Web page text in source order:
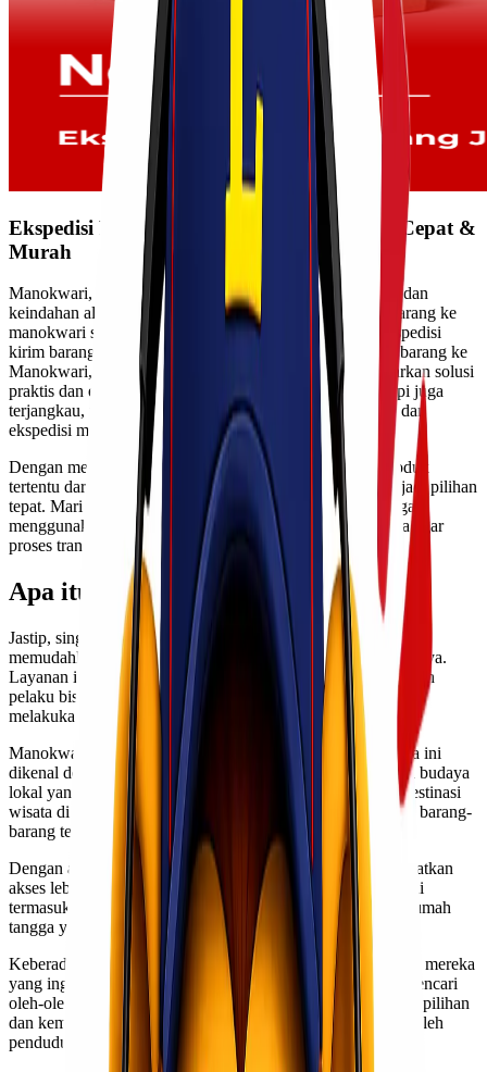
Ekspedisi Kirim Barang Jastip Manokwari Cepat &
Murah
Manokwari, kota indah di Papua yang kaya akan budaya dan
keindahan alamnya, kini berubah pesat lini bisnis jastip barang ke
manokwari semakin mudah dijangkau berkat layanan ekspedisi
kirim barang. Bagi Kawan Lio
yang ingin mengirimkan barang ke
Manokwari, Jastip (Jasa Titipan) Lionel Express menawarkan solusi
praktis dan ekonomis. Layanan ini tidak hanya cepat tetapi juga
terjangkau, ideal bagi mereka yang mencari cargo murah dan
ekspedisi murah untuk berbagai kebutuhan pengiriman.
Dengan meningkatnya permintaan pasar akan produk-produk
tertentu dari luar Manokwari, penggunaan jasa kirim menjadi pilihan
tepat. Mari kita eksplorasi lebih dalam mengenai keuntungan
menggunakan layanan jastip serta prosedur pengirimannya agar
proses transaksi Anda berjalan lancar dan efisien!
Apa itu Jastip dan Manokwari?
Jastip, singkatan dari Jasa Titipan, adalah layanan yang
memudahkan pengiriman barang dari satu kota ke kota lain nya.
Layanan ini sangat populer di kalangan pengguna internet dan
pelaku bisnis yang ingin mengirimkan produk tanpa harus
melakukan proses membawa barang sendiri.
Manokwari merupakan ibu kota Provinsi Papua Barat. Kota ini
dikenal dengan kekayaan alamnya yang menakjubkan serta budaya
lokal yang kaya. Sebagai pintu gerbang menuju berbagai destinasi
wisata di Papua, Manokwari juga memiliki kebutuhan akan barang-
barang tertentu.
Dengan adanya jastip, masyarakat Manokwari bisa mendapatkan
akses lebih mudah untuk produk-produk dari luar daerah. Ini
termasuk makanan khas, pakaian trendy, hingga peralatan rumah
tangga yang mungkin sulit ditemukan di toko lokal.
Keberadaan lini bisnis baru seperti jastip menjadi solusi bagi mereka
yang ingin memenuhi kebutuhan sehari-hari atau sekadar mencari
oleh-oleh khas dalam waktu singkat. Dengan begitu banyak pilihan
dan kemudahan dalam pengiriman, jastip semakin diminati oleh
penduduk lokal setempat.